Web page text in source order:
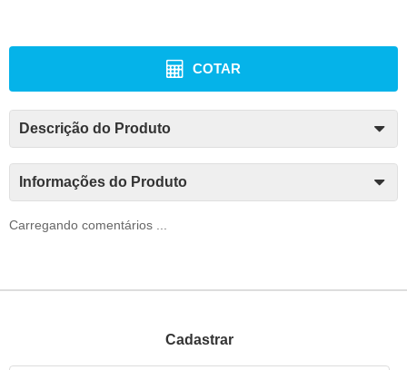
COTAR
Descrição do Produto
Informações do Produto
Carregando comentários ...
Cadastrar